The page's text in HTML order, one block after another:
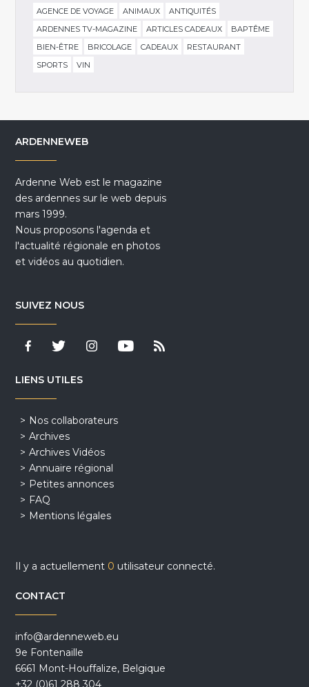
AGENCE DE VOYAGE ANIMAUX
ANTIQUITÉS
ARDENNES TV-MAGAZINE
ARTICLES CADEAUX
BAPTÊME
BIEN-ÊTRE
BRICOLAGE CADEAUX
RESTAURANT
SPORTS
VIN
ARDENNEWEB
Ardenne Web est le magazine
des ardennes sur le web depuis
mars 1999.
Nous proposons l'agenda et
l'actualité régionale en photos
et vidéos au quotidien.
SUIVEZ NOUS
LIENS UTILES
Nos collaborateurs
Archives
Archives Vidéos
Annuaire régional
Petites annonces
FAQ
Mentions légales
Il y a actuellement 0 utilisateur connecté.
CONTACT
info@ardenneweb.eu
9e Fontenaille
6661 Mont-Houffalize, Belgique
+32 (0)61 288 304